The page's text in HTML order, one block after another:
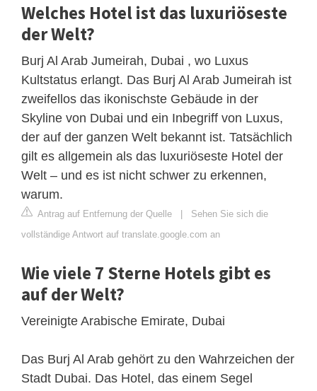
Welches Hotel ist das luxuriöseste
der Welt?
Burj Al Arab Jumeirah, Dubai , wo Luxus
Kultstatus erlangt. Das Burj Al Arab Jumeirah ist
zweifellos das ikonischste Gebäude in der
Skyline von Dubai und ein Inbegriff von Luxus,
der auf der ganzen Welt bekannt ist. Tatsächlich
gilt es allgemein als das luxuriöseste Hotel der
Welt – und es ist nicht schwer zu erkennen,
warum.
Antrag auf Entfernung der Quelle | Sehen Sie sich die
vollständige Antwort auf translate.google.com an
Wie viele 7 Sterne Hotels gibt es
auf der Welt?
Vereinigte Arabische Emirate, Dubai
Das Burj Al Arab gehört zu den Wahrzeichen der
Stadt Dubai. Das Hotel, das einem Segel